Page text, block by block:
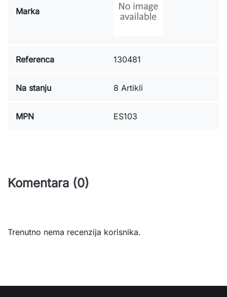
Marka
Referenca 130481
Na stanju 8 Artikli
MPN ES103
Komentara (0)
Trenutno nema recenzija korisnika.